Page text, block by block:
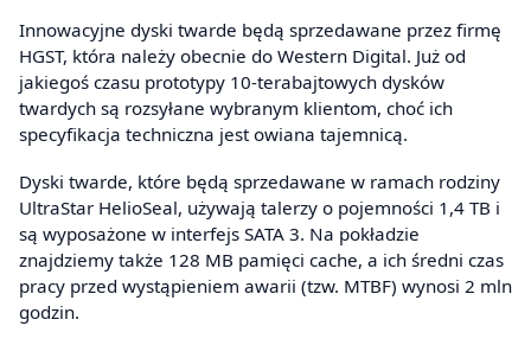
Innowacyjne dyski twarde będą sprzedawane przez firmę
HGST, która należy obecnie do Western Digital. Już od
jakiegoś czasu prototypy 10-terabajtowych dysków
twardych są rozsyłane wybranym klientom, choć ich
specyfikacja techniczna jest owiana tajemnicą.
Dyski twarde, które będą sprzedawane w ramach rodziny
UltraStar HelioSeal, używają talerzy o pojemności 1,4 TB i
są wyposażone w interfejs SATA 3. Na pokładzie
znajdziemy także 128 MB pamięci cache, a ich średni czas
pracy przed wystąpieniem awarii (tzw. MTBF) wynosi 2 mln
godzin.